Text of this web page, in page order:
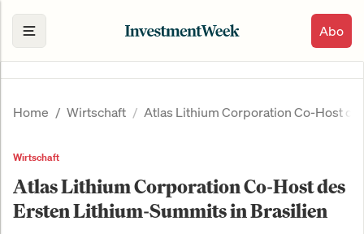
Abo
Home Wirtschaft Atlas Lithium Corporation Co-Host
Wirtschaft
Atlas Lithium Corporation Co-Host des
Ersten Lithium-Summits in Brasilien